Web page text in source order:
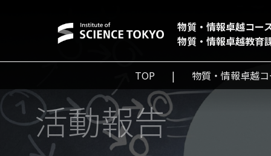
物質・情報卓越コー
物質・情報卓越教育
TOP 物質・情報卓越
活動報告